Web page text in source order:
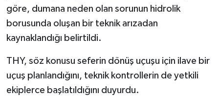
göre, dumana neden olan sorunun hidrolik
borusunda oluşan bir teknik arızadan
kaynaklandığı belirtildi.
THY, söz konusu seferin dönüş uçuşu için ilave bir
uçuş planlandığını, teknik kontrollerin de yetkili
ekiplerce başlatıldığını duyurdu.